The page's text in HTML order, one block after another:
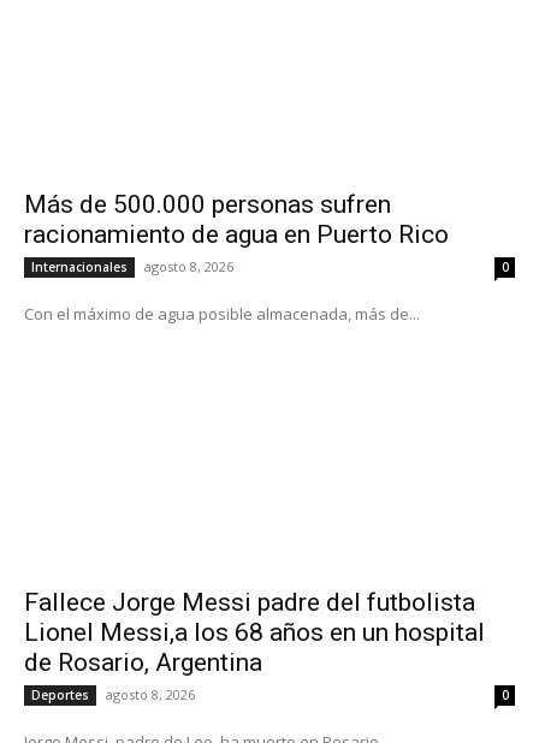
Más de 500.000 personas sufren
racionamiento de agua en Puerto Rico
Internacionales agosto 8, 2026 0
Con el máximo de agua posible almacenada, más de...
Fallece Jorge Messi padre del futbolista
Lionel Messi,a los 68 años en un hospital
de Rosario, Argentina
Deportes agosto 8, 2026 0